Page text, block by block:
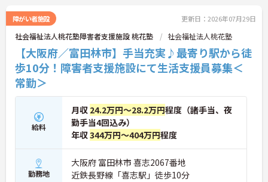
障がい者施設 更新日：2026年07月29日
社会福祉法人桃花塾障害者支援施設 桃花塾 社会福祉法人桃花塾
【大阪府／富田林市】手当充実♪最寄り駅から徒
歩10分！障害者支援施設にて生活支援員募集＜
常勤＞
給料
月収 24.2万円～28.2万円程度（諸手当、夜
勤手当4回込み）
年収344万円～404万円程度
勤務地
大阪府 富田林市 喜志2067番地
近鉄長野線「喜志駅」徒歩10分